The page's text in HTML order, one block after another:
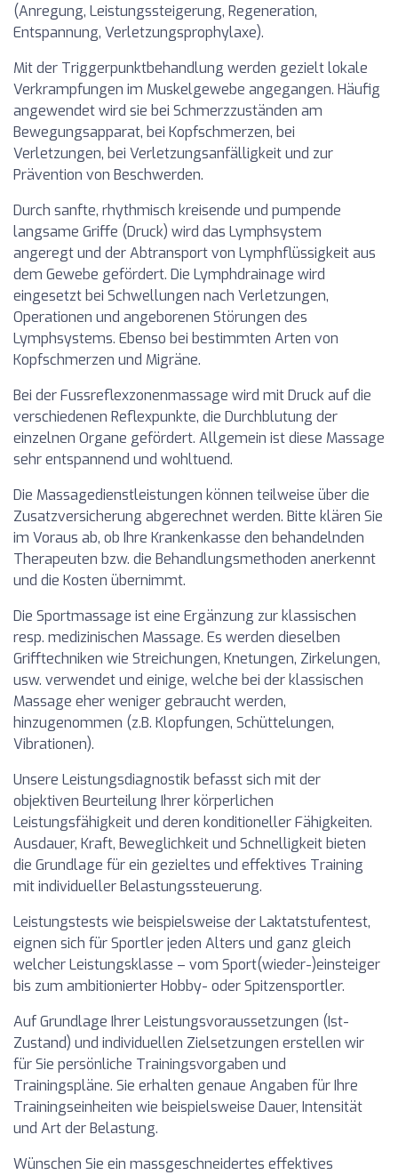
(Anregung, Leistungssteigerung, Regeneration,
Entspannung, Verletzungsprophylaxe).
Mit der Triggerpunktbehandlung werden gezielt lokale
Verkrampfungen im Muskelgewebe angegangen. Häufig
angewendet wird sie bei Schmerzzuständen am
Bewegungsapparat, bei Kopfschmerzen, bei
Verletzungen, bei Verletzungsanfälligkeit und zur
Prävention von Beschwerden.
Durch sanfte, rhythmisch kreisende und pumpende
langsame Griffe (Druck) wird das Lymphsystem
angeregt und der Abtransport von Lymphflüssigkeit aus
dem Gewebe gefördert. Die Lymphdrainage wird
eingesetzt bei Schwellungen nach Verletzungen,
Operationen und angeborenen Störungen des
Lymphsystems. Ebenso bei bestimmten Arten von
Kopfschmerzen und Migräne.
Bei der Fussreflexzonenmassage wird mit Druck auf die
verschiedenen Reflexpunkte, die Durchblutung der
einzelnen Organe gefördert. Allgemein ist diese Massage
sehr entspannend und wohltuend.
Die Massagedienstleistungen können teilweise über die
Zusatzversicherung abgerechnet werden. Bitte klären Sie
im Voraus ab, ob Ihre Krankenkasse den behandelnden
Therapeuten bzw. die Behandlungsmethoden anerkennt
und die Kosten übernimmt.
Die Sportmassage ist eine Ergänzung zur klassischen
resp. medizinischen Massage. Es werden dieselben
Grifftechniken wie Streichungen, Knetungen, Zirkelungen,
usw. verwendet und einige, welche bei der klassischen
Massage eher weniger gebraucht werden,
hinzugenommen (z.B. Klopfungen, Schüttelungen,
Vibrationen).
Unsere Leistungsdiagnostik befasst sich mit der
objektiven Beurteilung Ihrer körperlichen
Leistungsfähigkeit und deren konditioneller Fähigkeiten.
Ausdauer, Kraft, Beweglichkeit und Schnelligkeit bieten
die Grundlage für ein gezieltes und effektives Training
mit individueller Belastungssteuerung.
Leistungstests wie beispielsweise der Laktatstufentest,
eignen sich für Sportler jeden Alters und ganz gleich
welcher Leistungsklasse – vom Sport(wieder-)einsteiger
bis zum ambitionierter Hobby- oder Spitzensportler.
Auf Grundlage Ihrer Leistungsvoraussetzungen (Ist-
Zustand) und individuellen Zielsetzungen erstellen wir
für Sie persönliche Trainingsvorgaben und
Trainingspläne. Sie erhalten genaue Angaben für Ihre
Trainingseinheiten wie beispielsweise Dauer, Intensität
und Art der Belastung.
Wünschen Sie ein massgeschneidertes effektives